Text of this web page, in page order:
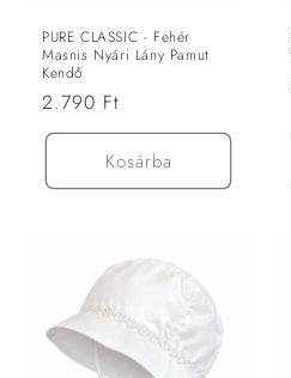
PURE CLASSIC - Fehér
Masnis Nyári Lány Pamut
Kendő
Normál
ár
2.790 Ft
Kosárba